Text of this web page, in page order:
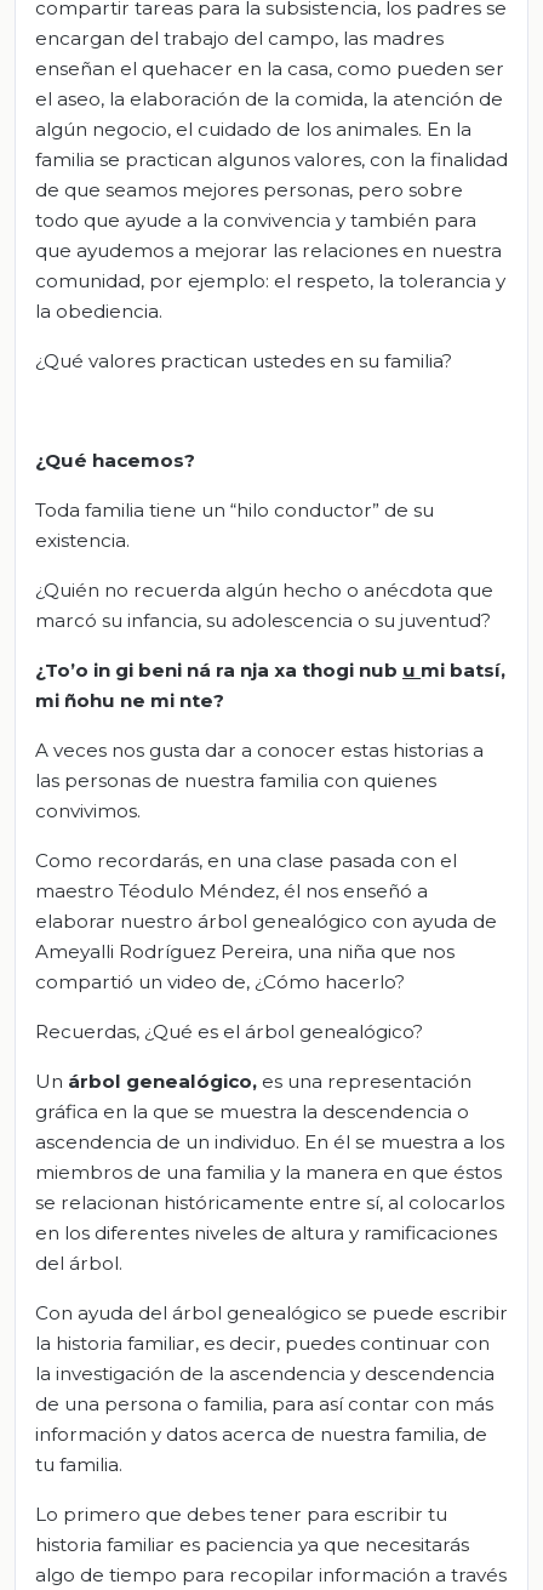
compartir tareas para la subsistencia, los padres se
encargan del trabajo del campo, las madres
enseñan el quehacer en la casa, como pueden ser
el aseo, la elaboración de la comida, la atención de
algún negocio, el cuidado de los animales. En la
familia se practican algunos valores, con la finalidad
de que seamos mejores personas, pero sobre
todo que ayude a la convivencia y también para
que ayudemos a mejorar las relaciones en nuestra
comunidad, por ejemplo: el respeto, la tolerancia y
la obediencia.
¿Qué valores practican ustedes en su familia?
¿Qué hacemos?
Toda familia tiene un “hilo conductor” de su
existencia.
¿Quién no recuerda algún hecho o anécdota que
marcó su infancia, su adolescencia o su juventud?
¿To’o in gi beni ná ra nja xa thogi nub u mi batsí,
mi ñohu ne mi nte?
A veces nos gusta dar a conocer estas historias a
las personas de nuestra familia con quienes
convivimos.
Como recordarás, en una clase pasada con el
maestro Téodulo Méndez, él nos enseñó a
elaborar nuestro árbol genealógico con ayuda de
Ameyalli Rodríguez Pereira, una niña que nos
compartió un video de, ¿Cómo hacerlo?
Recuerdas, ¿Qué es el árbol genealógico?
Un árbol genealógico, es una representación
gráfica en la que se muestra la descendencia o
ascendencia de un individuo. En él se muestra a los
miembros de una familia y la manera en que éstos
se relacionan históricamente entre sí, al colocarlos
en los diferentes niveles de altura y ramificaciones
del árbol.
Con ayuda del árbol genealógico se puede escribir
la historia familiar, es decir, puedes continuar con
la investigación de la ascendencia y descendencia
de una persona o familia, para así contar con más
información y datos acerca de nuestra familia, de
tu familia.
Lo primero que debes tener para escribir tu
historia familiar es paciencia ya que necesitarás
algo de tiempo para recopilar información a través